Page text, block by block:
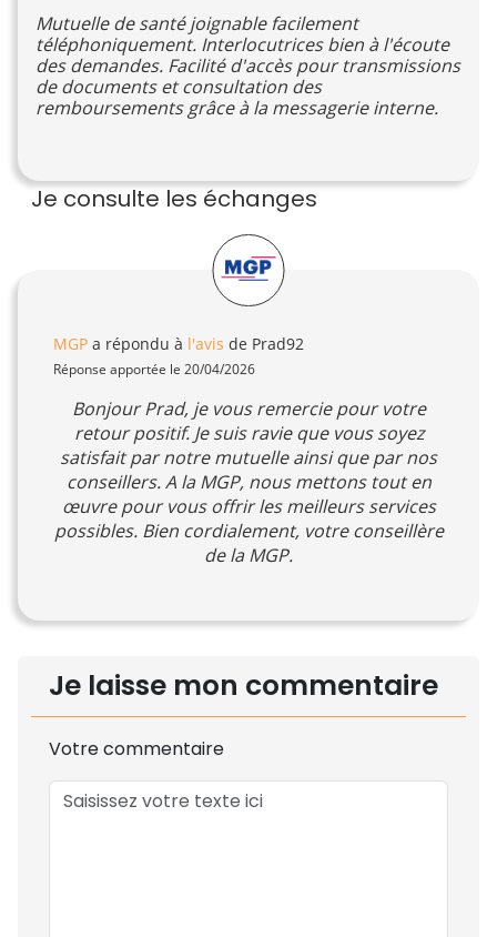
Mutuelle de santé joignable facilement
téléphoniquement. Interlocutrices bien à l'écoute
des demandes. Facilité d'accès pour transmissions
de documents et consultation des
remboursements grâce à la messagerie interne.
Je consulte les échanges
MGP a répondu à l'avis de Prad92
Réponse apportée le 20/04/2026
Bonjour Prad, je vous remercie pour votre
retour positif. Je suis ravie que vous soyez
satisfait par notre mutuelle ainsi que par nos
conseillers. A la MGP, nous mettons tout en
œuvre pour vous offrir les meilleurs services
possibles. Bien cordialement, votre conseillère
de la MGP.
Je laisse mon commentaire
Votre commentaire